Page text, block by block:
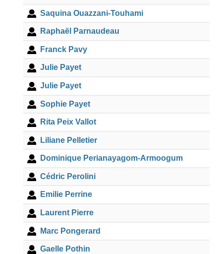
Saquina Ouazzani-Touhami
Raphaël Parnaudeau
Franck Pavy
Julie Payet
Julie Payet
Sophie Payet
Rita Peix Vallot
Liliane Pelletier
Dominique Perianayagom-Armoogum
Cédric Perolini
Emilie Perrine
Laurent Pierre
Marc Pongerard
Gaelle Pothin